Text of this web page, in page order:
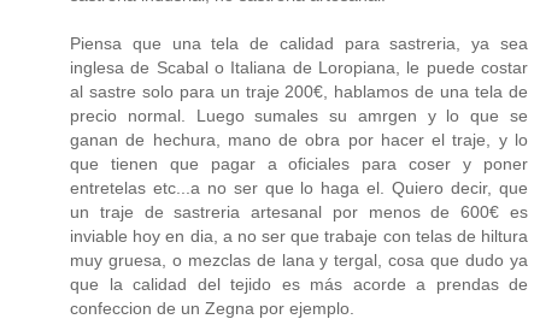
Piensa que una tela de calidad para sastreria, ya sea
inglesa de Scabal o Italiana de Loropiana, le puede costar
al sastre solo para un traje 200€, hablamos de una tela de
precio normal. Luego sumales su amrgen y lo que se
ganan de hechura, mano de obra por hacer el traje, y lo
que tienen que pagar a oficiales para coser y poner
entretelas etc...a no ser que lo haga el. Quiero decir, que
un traje de sastreria artesanal por menos de 600€ es
inviable hoy en dia, a no ser que trabaje con telas de hiltura
muy gruesa, o mezclas de lana y tergal, cosa que dudo ya
que la calidad del tejido es más acorde a prendas de
confeccion de un Zegna por ejemplo.